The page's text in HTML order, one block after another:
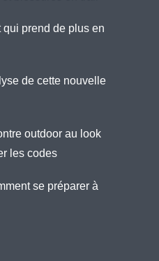
qui prend de plus en
de cette nouvelle
outdoor au look
les codes
se préparer à